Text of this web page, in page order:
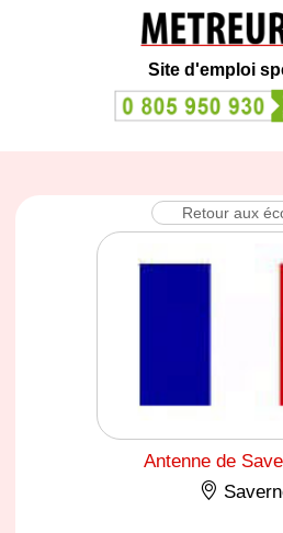
Site d'emploi
Retour aux
Antenne de